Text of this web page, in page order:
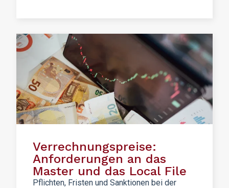
Verrechnungspreise:
Anforderungen an das
Master und das Local File
Pflichten, Fristen und Sanktionen bei der